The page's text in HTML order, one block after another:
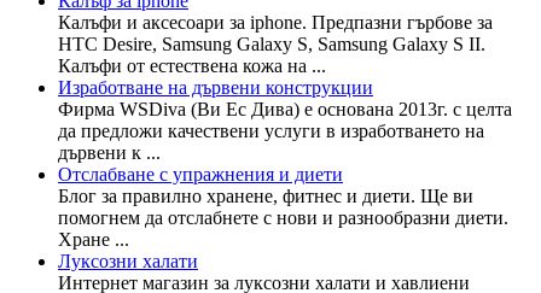
Калъфи и аксесоари за iphone. Предпазни гърбове за
HTC Desire, Samsung Galaxy S, Samsung Galaxy S II.
Калъфи от естествена кожа на ...
Изработване на дървени конструкции
Фирма WSDiva (Ви Ес Дива) е основана 2013г. с целта
да предложи качествени услуги в изработването на
дървени к ...
Отслабване с упражнения и диети
Блог за правилно хранене, фитнес и диети. Ще ви
помогнем да отслабнете с нови и разнообразни диети.
Хране ...
Луксозни халати
Интернет магазин за луксозни халати и хавлиени